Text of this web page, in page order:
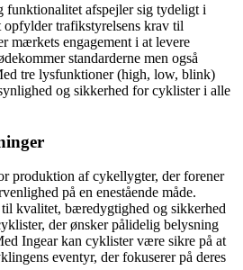
funktionalitet afspejler sig tydeligt i
trafikstyrelsens krav til
mærkets engagement i at levere
standarderne men også
tre lysfunktioner (high, low, blink)
og sikkerhed for cyklister i alle
produktion af cykellygter, der forener
på en enestående måde.
kvalitet, bæredygtighed og sikkerhed
der ønsker pålidelig belysning
Ingear kan cyklister være sikre på at
eventyr, der fokuserer på deres